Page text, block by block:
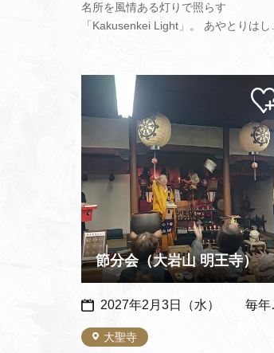
名所を風情ある灯りで照らす
「Kakusenkei Light」。 あやとりはし
ち歩きがさらに楽しめます。山中温泉
新しいインスタ映えスポットです！（
中温泉観光協会ホームページより）※
節分会（大岩山 明王寺）
大聖寺
2027年2月3日（水） 毎年：同日開催
マ
ペー
ジ
追